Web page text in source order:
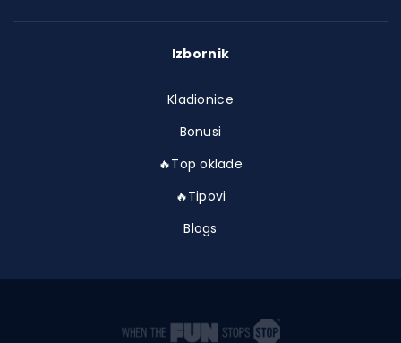
Izbornik
Kladionice
Bonusi
🔥Top oklade
🔥Tipovi
Blogs